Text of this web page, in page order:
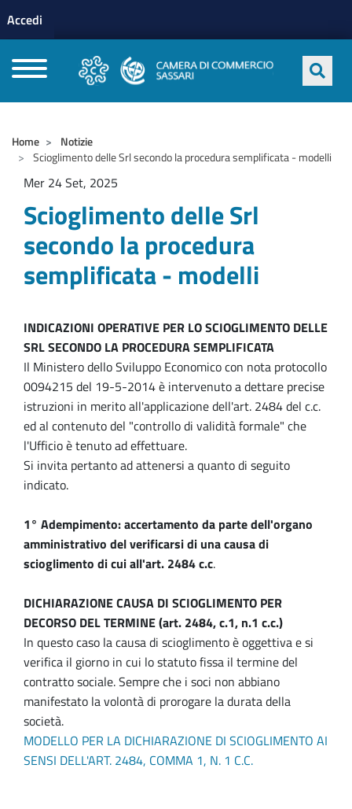
profilo utente
Accedi
Home
Notizie
Scioglimento delle Srl secondo la procedura semplificata - modelli
Mer 24 Set, 2025
Scioglimento delle Srl
secondo la procedura
semplificata - modelli
INDICAZIONI OPERATIVE PER LO SCIOGLIMENTO DELLE
SRL SECONDO LA PROCEDURA SEMPLIFICATA
Il Ministero dello Sviluppo Economico con nota protocollo
0094215 del 19-5-2014 è intervenuto a dettare precise
istruzioni in merito all'applicazione dell'art. 2484 del c.c.
ed al contenuto del "controllo di validità formale" che
l'Ufficio è tenuto ad effettuare.
Si invita pertanto ad attenersi a quanto di seguito
indicato.
1° Adempimento: accertamento da parte dell'organo
amministrativo del verificarsi di una causa di
scioglimento di cui all'art. 2484 c.c.
DICHIARAZIONE CAUSA DI SCIOGLIMENTO PER
DECORSO DEL TERMINE (art. 2484, c.1, n.1 c.c.)
In questo caso la causa di scioglimento è oggettiva e si
verifica il giorno in cui lo statuto fissa il termine del
contratto sociale. Sempre che i soci non abbiano
manifestato la volontà di prorogare la durata della
società.
MODELLO PER LA DICHIARAZIONE DI SCIOGLIMENTO AI
SENSI DELL'ART. 2484, COMMA 1, N. 1 C.C.